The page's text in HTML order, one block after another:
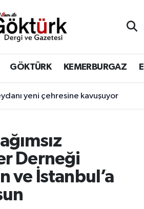
GÖKTÜRK KEMERBURGAZ
yeni çehresine kavuşuyor
Derneği
ve İstanbul’a
Durumu
Yoğunluk Haritası
Durumu ve Fikstür